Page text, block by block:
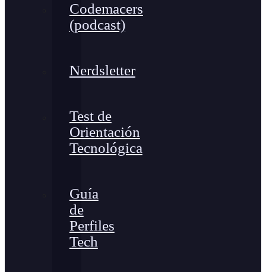
Codemacers
(podcast)
Nerdsletter
Test de
Orientación
Tecnológica
Guía
de
Perfiles
Tech